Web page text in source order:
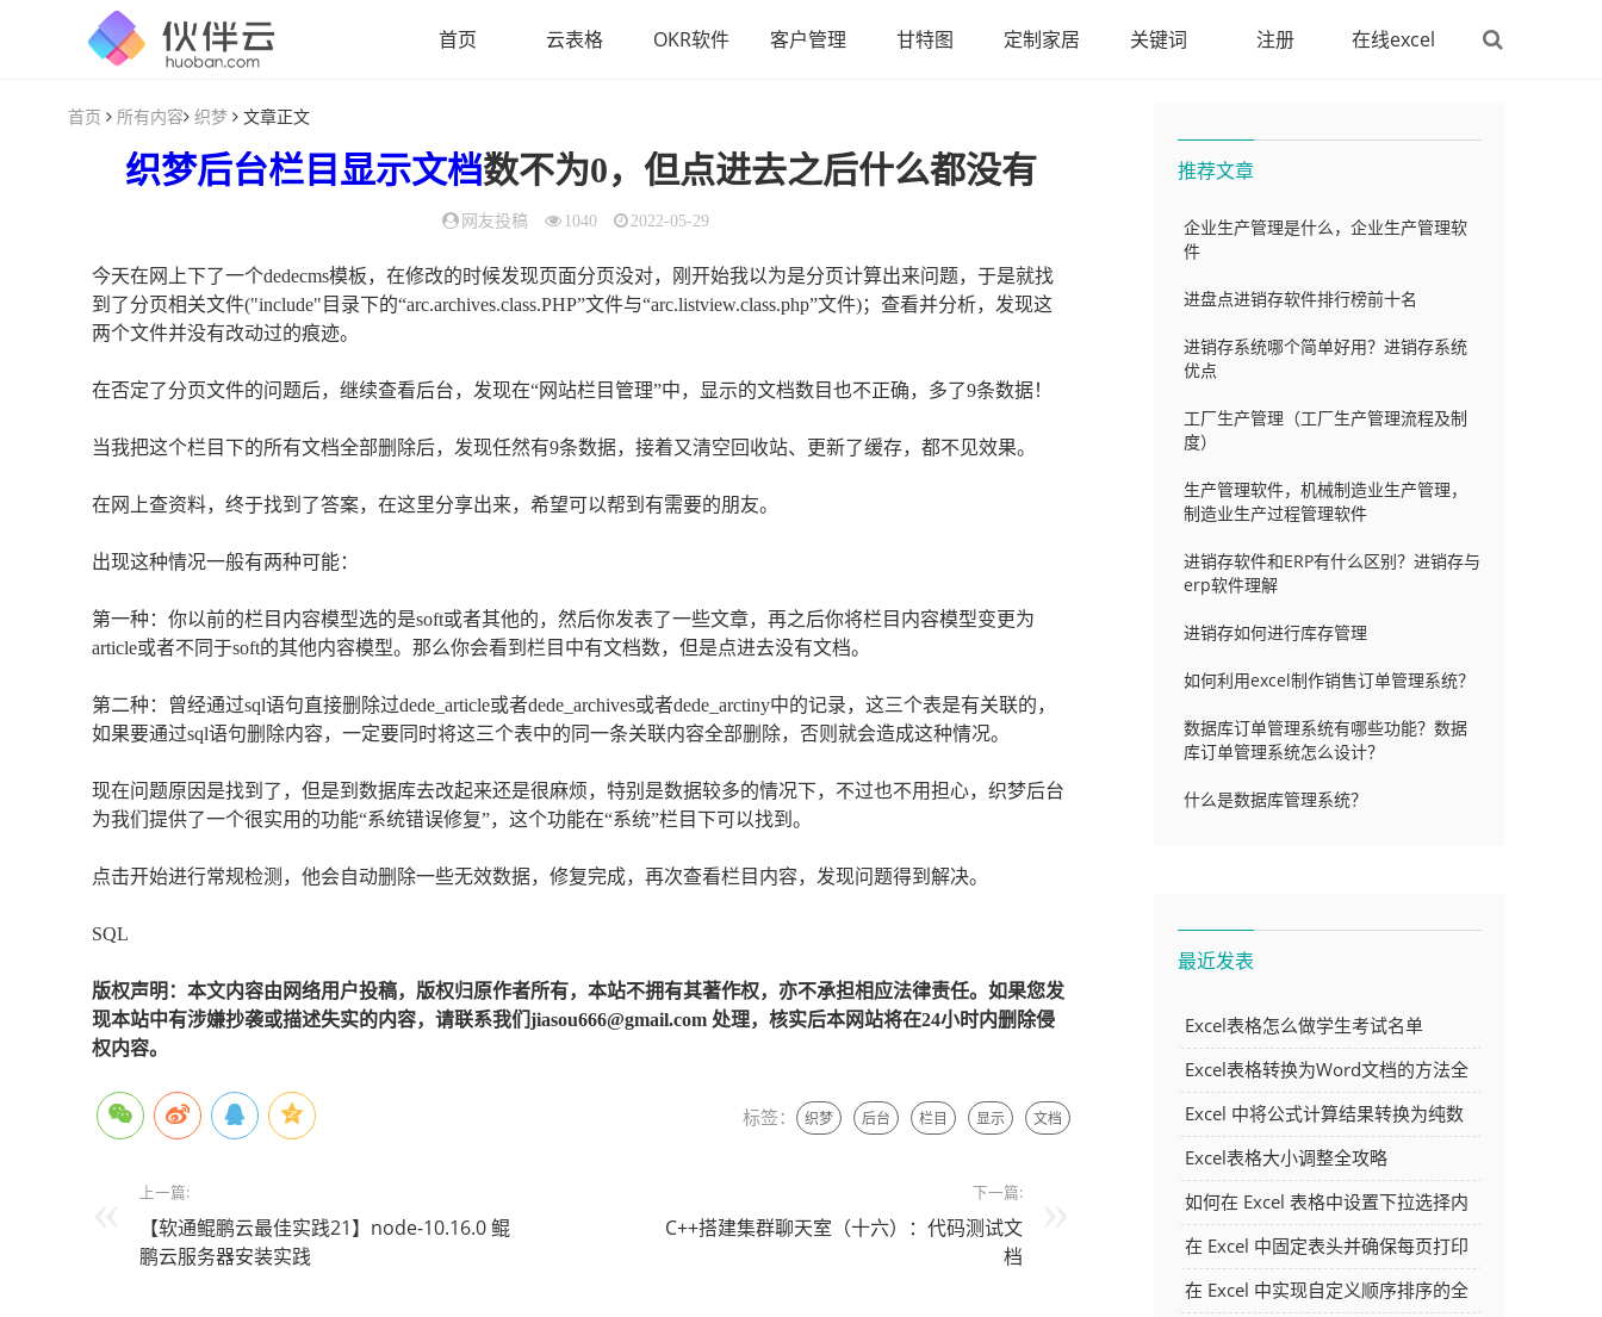
首页 云表格 OKR软件 客户管理 甘特图 定制家居 关键词 注册 在线excel
首页 所有内容 织梦 文章正文
织梦后台栏目 显示文档数不为0，但点进去之后什么都没有
网友投稿 1040 2022-05-29
今天在网上下了一个dedecms模板，在修改的时候发现页面分页没对，刚开始我以为是分页计算出来问题，于是就找
到了分页相关文件("include"目录下的“arc.archives.class.PHP”文件与“arc.listview.class.php”文件)；查看并分析，发现这
两个文件并没有改动过的痕迹。
在否定了分页文件的问题后，继续查看后台，发现在“网站栏目管理”中，显示的文档数目也不正确，多了9条数据！
当我把这个栏目下的所有文档全部删除后，发现任然有9条数据，接着又清空回收站、更新了缓存，都不见效果。
在网上查资料，终于找到了答案，在这里分享出来，希望可以帮到有需要的朋友。
出现这种情况一般有两种可能：
第一种：你以前的栏目内容模型选的是soft或者其他的，然后你发表了一些文章，再之后你将栏目内容模型变更为
article或者不同于soft的其他内容模型。那么你会看到栏目中有文档数，但是点进去没有文档。
第二种：曾经通过sql语句直接删除过dede_article或者dede_archives或者dede_arctiny中的记录，这三个表是有关联的，
如果要通过sql语句删除内容，一定要同时将这三个表中的同一条关联内容全部删除，否则就会造成这种情况。
现在问题原因是找到了，但是到数据库去改起来还是很麻烦，特别是数据较多的情况下，不过也不用担心，织梦后台
为我们提供了一个很实用的功能“系统错误修复”，这个功能在“系统”栏目下可以找到。
点击开始进行常规检测，他会自动删除一些无效数据，修复完成，再次查看栏目内容，发现问题得到解决。
SQL
版权声明：本文内容由网络用户投稿，版权归原作者所有，本站不拥有其著作权，亦不承担相应法律责任。如果您发
现本站中有涉嫌抄袭或描述失实的内容，请联系我们jiasou666@gmail.com 处理，核实后本网站将在24小时内删除侵
权内容。
标签： 织梦 后台 栏目 显示 文档
上一篇:
【软通鲲鹏云最佳实践21】node-10.16.0 鲲
鹏云服务器安装实践
下一篇:
C++搭建集群聊天室（十六）：代码测试文
档
推荐文章
企业生产管理是什么，企业生产管理软
件
进盘点进销存软件排行榜前十名
进销存系统哪个简单好用？进销存系统
优点
工厂生产管理（工厂生产管理流程及制
度）
生产管理软件，机械制造业生产管理，
制造业生产过程管理软件
进销存软件和ERP有什么区别？进销存与
erp软件理解
进销存如何进行库存管理
如何利用excel制作销售订单管理系统？
数据库订单管理系统有哪些功能？数据
库订单管理系统怎么设计？
什么是数据库管理系统？
最近发表
Excel表格怎么做学生考试名单
Excel表格转换为Word文档的方法全
解析
Excel 中将公式计算结果转换为纯数
字的多种方法
Excel表格大小调整全攻略
如何在 Excel 表格中设置下拉选择内
容
在 Excel 中固定表头并确保每页打印
时都显示表头的方法详解
在 Excel 中实现自定义顺序排序的全